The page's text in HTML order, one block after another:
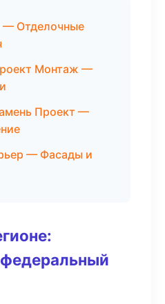
— Отделочные
Монтаж —
Проект —
— Фасады и